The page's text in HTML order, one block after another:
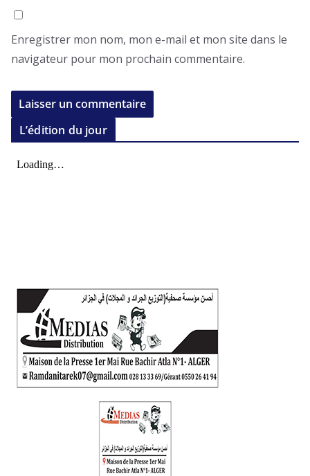
Enregistrer mon nom, mon e-mail et mon site dans le
navigateur pour mon prochain commentaire.
L’édition du jour